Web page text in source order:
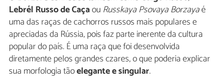
Lebrél Russo de CaçaouRusskaya Psovaya Borzayaé
uma das raças de cachorros russos mais populares e
apreciadas da Rússia, pois faz parte inerente da cultura
popular do país. É uma raça que foi desenvolvida
diretamente pelos grandes czares, o que poderia explicar
sua morfologia tãoelegante e singular.